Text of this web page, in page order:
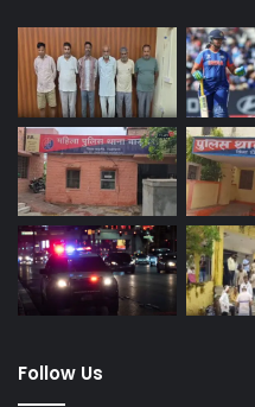
Follow Us